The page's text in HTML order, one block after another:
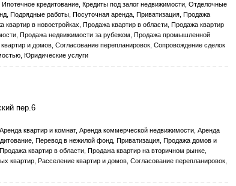
кредитование, Кредиты под залог недвижимости, Отделочные
Подрядные работы, Посуточная аренда, Приватизация, Продажа
в новостройках, Продажа квартир в области, Продажа квартир
Продажа недвижимости за рубежом, Продажа промышленной
и домов, Согласование перепланировок, Сопровождение сделок
Юридические услуги
пер.6
квартир и комнат, Аренда коммерческой недвижимости, Аренда
Перевод в нежилой фонд, Приватизация, Продажа домов и
квартир в области, Продажа квартир на вторичном рынке,
Расселение квартир и домов, Согласование перепланировок,